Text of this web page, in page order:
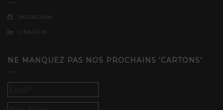
INSTAGRAM
LINKEDIN
NE MANQUEZ PAS NOS PROCHAINS ‘CARTONS’